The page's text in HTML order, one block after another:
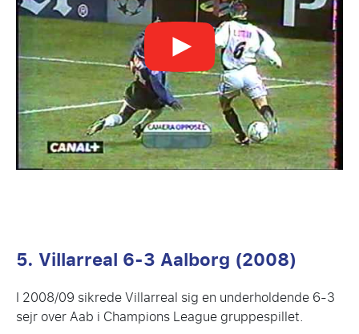
5. Villarreal 6-3 Aalborg (2008)
I 2008/09 sikrede Villarreal sig en underholdende 6-3
sejr over Aab i Champions League gruppespillet.